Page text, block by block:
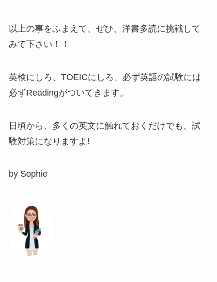
以上の事をふまえて、ぜひ、洋書多読に挑戦して
みて下さい！！
英検にしろ、TOEICにしろ、必ず英語の試験には
必ずReadingがついてきます。
日頃から、多くの英文に触れておくだけでも、試
験対策になりますよ!
by Sophie